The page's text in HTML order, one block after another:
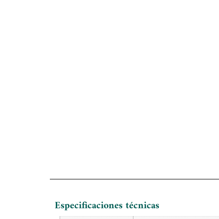
Especificaciones técnicas